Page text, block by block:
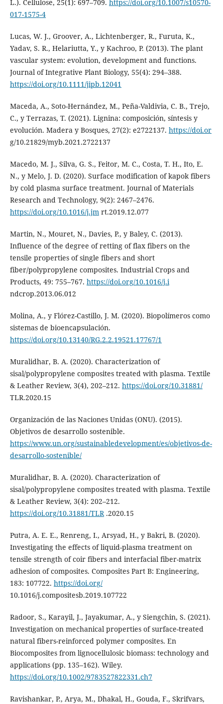
L.). Cellulose, 25(1): 697–709. https://doi.org/10.1007/s10570-
017-1575-4
Lucas, W. J., Groover, A., Lichtenberger, R., Furuta, K.,
Yadav, S. R., Helariutta, Y., y Kachroo, P. (2013). The plant
vascular system: evolution, development and functions.
Journal of Integrative Plant Biology, 55(4): 294–388.
https://doi.org/10.1111/jipb.12041
Maceda, A., Soto-Hernández, M., Peña-Valdivia, C. B., Trejo,
C., y Terrazas, T. (2021). Lignina: composición, síntesis y
evolución. Madera y Bosques, 27(2): e2722137. https://doi.or
g/10.21829/myb.2021.2722137
Macedo, M. J., Silva, G. S., Feitor, M. C., Costa, T. H., Ito, E.
N., y Melo, J. D. (2020). Surface modification of kapok fibers
by cold plasma surface treatment. Journal of Materials
Research and Technology, 9(2): 2467–2476.
https://doi.org/10.1016/j.jm rt.2019.12.077
Martin, N., Mouret, N., Davies, P., y Baley, C. (2013).
Influence of the degree of retting of flax fibers on the
tensile properties of single fibers and short
fiber/polypropylene composites. Industrial Crops and
Products, 49: 755–767. https://doi.org/10.1016/j.i
ndcrop.2013.06.012
Molina, A., y Flórez-Castillo, J. M. (2020). Biopolímeros como
sistemas de bioencapsulación.
https://doi.org/10.13140/RG.2.2.19521.17767/1
Muralidhar, B. A. (2020). Characterization of
sisal/polypropylene composites treated with plasma. Textile
& Leather Review, 3(4), 202–212. https://doi.org/10.31881/
TLR.2020.15
Organización de las Naciones Unidas (ONU). (2015).
Objetivos de desarrollo sostenible.
https://www.un.org/sustainabledevelopment/es/objetivos-de-
desarrollo-sostenible/
Muralidhar, B. A. (2020). Characterization of
sisal/polypropylene composites treated with plasma. Textile
& Leather Review, 3(4): 202–212.
https://doi.org/10.31881/TLR .2020.15
Putra, A. E. E., Renreng, I., Arsyad, H., y Bakri, B. (2020).
Investigating the effects of liquid-plasma treatment on
tensile strength of coir fibers and interfacial fiber-matrix
adhesion of composites. Composites Part B: Engineering,
183: 107722. https://doi.org/
10.1016/j.compositesb.2019.107722
Radoor, S., Karayil, J., Jayakumar, A., y Siengchin, S. (2021).
Investigation on mechanical properties of surface-treated
natural fibers-reinforced polymer composites. En
Biocomposites from lignocellulosic biomass: technology and
applications (pp. 135–162). Wiley.
https://doi.org/10.1002/9783527822331.ch7
Ravishankar, P., Arya, M., Dhakal, H., Gouda, F., Skrifvars,